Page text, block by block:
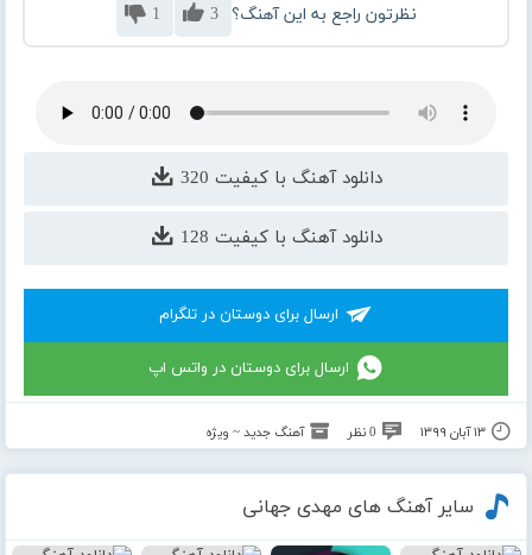
نظرتون راجع به این آهنگ؟ 3
1
دانلود آهنگ با کیفیت 320
دانلود آهنگ با کیفیت 128
ارسال برای دوستان در تلگرام
ارسال برای دوستان در واتس اپ
۱۳ آبان ۱۳۹۹ 0 نظر آهنگ جدید ~ ویژه
سایر آهنگ های مهدی جهانی